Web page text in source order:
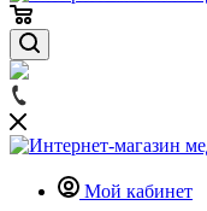
Мой кабинет